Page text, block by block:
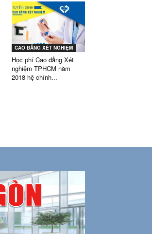
CAO ĐẲNG XÉT NGHIỆM
Học phí Cao đẳng Xét
nghiệm TPHCM năm
2018 hệ chính...